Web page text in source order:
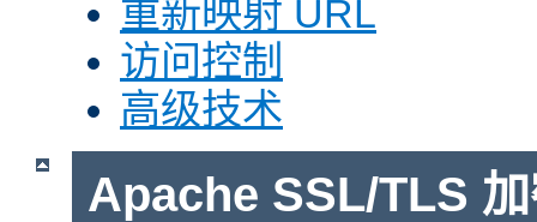
重新映射 URL
访问控制
高级技术
Apache SSL/TLS